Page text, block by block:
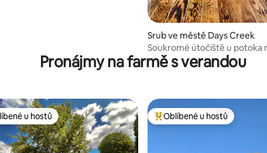
Srub ve městě Days Creek
Soukromé útočiště u potoka
Pachamama
Pronájmy na farmě s verandou
v kategorii Oblíbené u hostů
u hostů Nejlepší v kategorii Oblíbené u
Oblíbené u hostů